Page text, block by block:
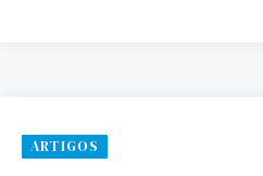
ARTIGOS